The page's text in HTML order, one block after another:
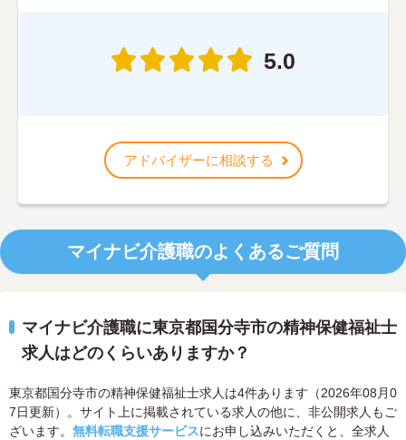
5.0
アドバイザーに相談する
マイナビ介護職のよくあるご質問
マイナビ介護職に東京都国分寺市の精神保健福祉士
求人はどのくらいありますか？
東京都国分寺市の精神保健福祉士求人は4件あります（2026年08月0
7日更新）。サイト上に掲載されている求人の他に、非公開求人もご
ざいます。 無料転職支援サービスにお申し込みいただくと、全求人